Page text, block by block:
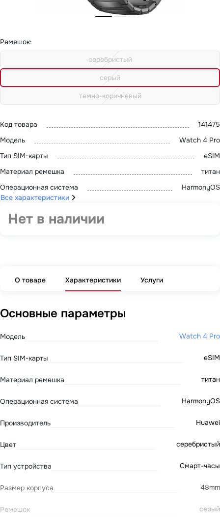
Сетевое оборудование
Сумки и рюкзаки
Клавиатуры и мыши
Ремешки
Красота и здоровье
Поисковые трекеры
Роутеры
Ремешок:
серебристый
серый
темно-коричневый
Код товара
141475
Модель
Watch 4 Pro
Тип SIM-карты
eSIM
Материал ремешка
титан
Операционная система
HarmonyOS
Все характеристики
Нет в наличии
О товаре Характеристики Услуги
Основные параметры
Модель Watch 4 Pro
Тип SIM-карты eSIM
Материал ремешка титан
Операционная система HarmonyOS
Производитель Huawei
Цвет серебристый
Тип устройства Смарт-часы
Размер корпуса 48mm
Ремешок серый